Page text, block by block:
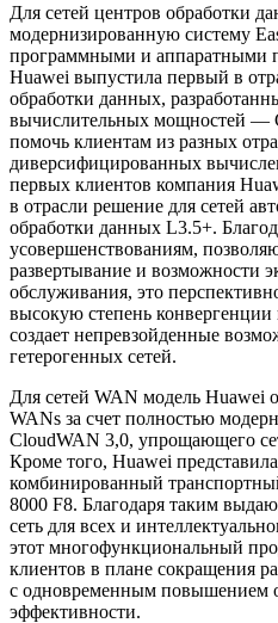
Для сетей центров обработки
модернизированную систему
программными и аппаратными
Huawei выпустила первый в
обработки данных,
вычислительных мощностей —
помочь клиентам из разных
диверсифицированных
первых клиентов компания
в отрасли решение для сетей
обработки данных L3.5+.
усовершенствованиям,
развертывание и возможности
обслуживания, это
высокую степень
создает непревзойденные
гетерогенных сетей.
Для сетей WAN модель Huawei
WANs за счет полностью
CloudWAN 3,0, упрощающего
Кроме того, Huawei
комбинированный
8000 F8. Благодаря таким
сеть для всех и
этот многофункциональный
клиентов в плане сокращения
с одновременным повышением
эффективности.